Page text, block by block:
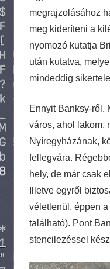
megrajzolásához
meg kideríteni a
nyomozó kutatja
után kutatva,
mindeddig
Ennyit Banksy-ről.
város, ahol lakom,
Nyíregyházának,
fellegvára.
hely, de már csak
Illetve egyről
véletlenül, éppen
található). Pont
stencilezéssel